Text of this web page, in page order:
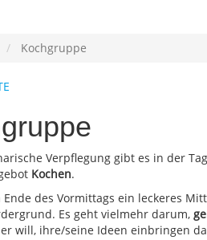
Kochgruppe
Verpflegung gibt es in der
Kochen.
Ende des Vormittags ein leckeres
Es geht vielmehr darum,
will, ihre/seine Ideen einbringen